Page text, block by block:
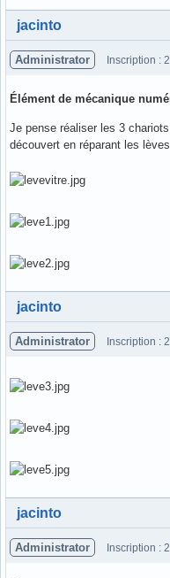
Hors ligne
jacinto
Administrator Inscription :
Élément de mécanique
Je pense réaliser les 3
découvert en réparant les
Hors ligne
jacinto
Administrator Inscription :
Hors ligne
jacinto
Administrator Inscription :